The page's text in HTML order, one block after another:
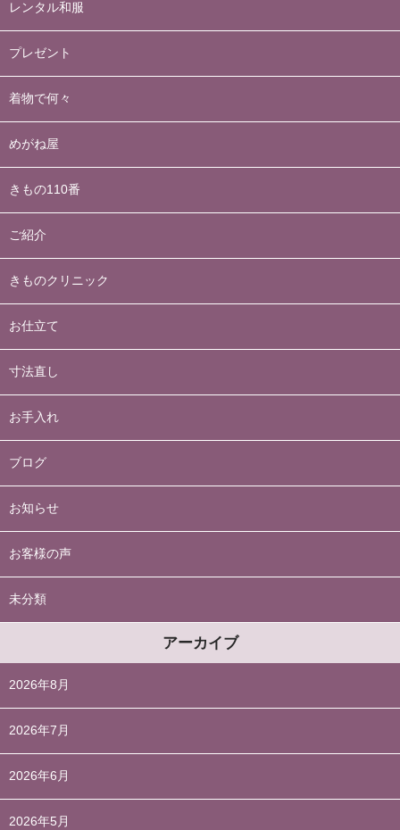
レンタル和服
プレゼント
着物で何々
めがね屋
きもの110番
ご紹介
きものクリニック
お仕立て
寸法直し
お手入れ
ブログ
お知らせ
お客様の声
未分類
アーカイブ
2026年8月
2026年7月
2026年6月
2026年5月